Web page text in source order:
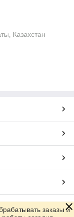
Казахстан
заказы и